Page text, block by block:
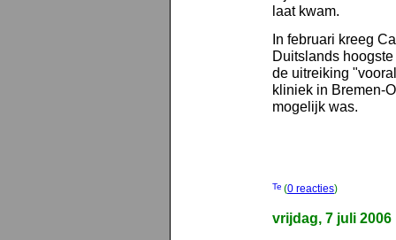
laat kwam.
In februari kreeg
Duitslands
de uitreiking
kliniek in Bremen-
mogelijk was.
(0 reacties)
vrijdag, 7 juli 2006